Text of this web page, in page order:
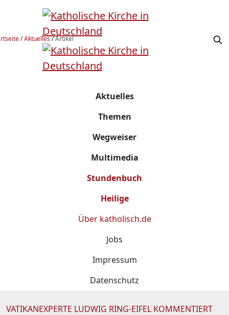
/Aktuelles/Artikel
Aktuelles
Themen
Wegweiser
Multimedia
Stundenbuch
Heilige
Über katholisch.de
Jobs
Impressum
Datenschutz
VATIKANEXPERTE LUDWIG RING-EIFEL KOMMENTIERT